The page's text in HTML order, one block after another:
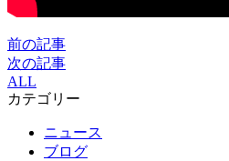
前の記事
次の記事
ALL
カテゴリー
ニュース
ブログ